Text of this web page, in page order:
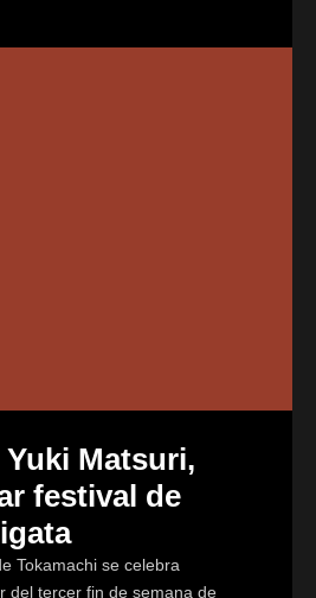
Matsuri,
festival de
Tokamachi se celebra
del tercer fin de semana de